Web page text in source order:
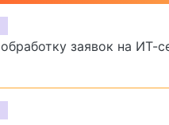
заявок на ИТ-